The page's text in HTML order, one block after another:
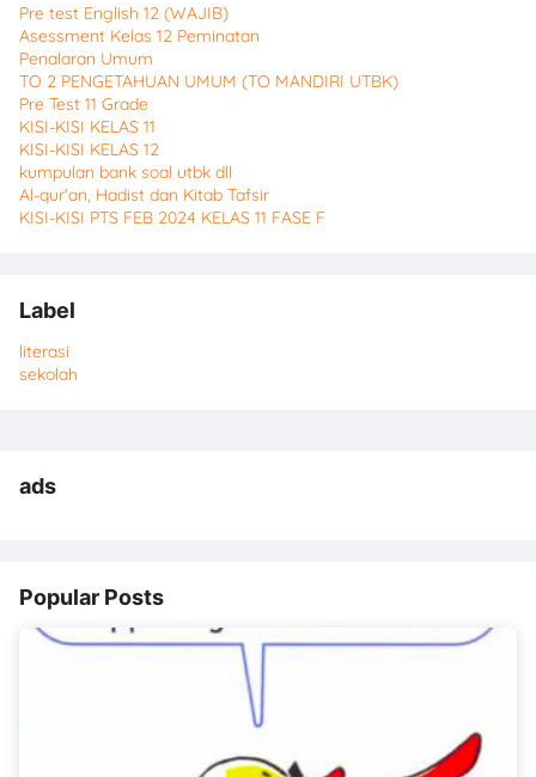
Pre test English 12 (WAJIB)
Asessment Kelas 12 Peminatan
Penalaran Umum
TO 2 PENGETAHUAN UMUM (TO MANDIRI UTBK)
Pre Test 11 Grade
KISI-KISI KELAS 11
KISI-KISI KELAS 12
kumpulan bank soal utbk dll
Al-qur'an, Hadist dan Kitab Tafsir
KISI-KISI PTS FEB 2024 KELAS 11 FASE F
Label
literasi
sekolah
ads
Popular Posts